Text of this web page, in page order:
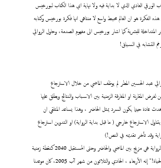
الورقي العادي الذي لا بداية فيه ولا نهاية اي هذا الكتاب لبورخيس
الفكرة هو ان العالم محيط واسع لا منتاهي انها فكرة بورخيس وكتابه
للبشرية كما اشار بورخيس الى مفهوم الصدمة، وحاول الروائي
التشابه في السياق!
عبد الحسين المطر لم يوظف الماضي من خلال الاسترجاع
المقارنة او المفارقة الزمنية بين الاسباب والنتائج ويطلق عليها
عادة حينما يكون السرد يمثل الحاضر ، وهذا يساعد المتلقي ان
الاسترجاع خارجي ( ما قبل بداية الرواية) او التدوين استرجاع
وقد تأخر تقديمه في النص!)
لكن المفارقة الزمنية المستخدمة في هذه الرواية هي مزيج بين الماضي والحاضر وحتى المستقبل 2040 كنقطة زمنية
ترتفع اليها التوقعات فيما يخص جميع مناحي الحياة!" إنه الأربعاء ، الحادي والثلاثون من شهر آب 2005، كان موعدنا